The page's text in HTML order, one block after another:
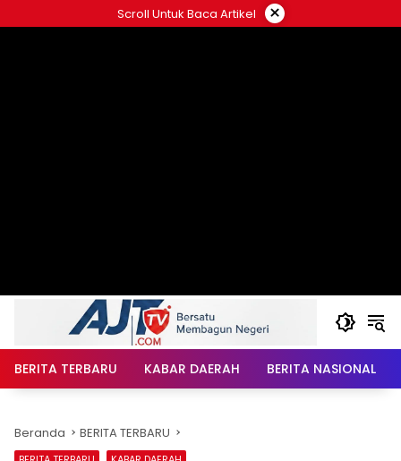
ke
Scroll Untuk Baca Artikel ×
BERITA TERBARU KABAR DAERAH BERITA NASIONAL
Beranda BERITA TERBARU